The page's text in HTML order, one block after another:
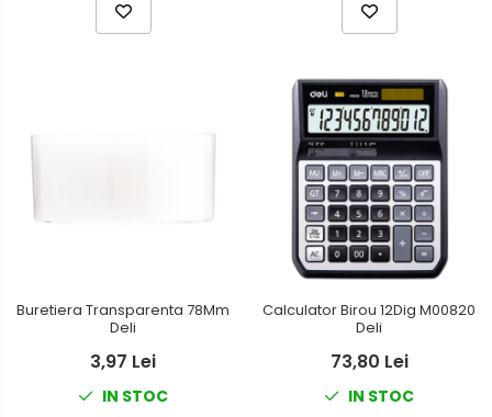
Buretiera Transparenta 78Mm
Deli
3,97 Lei
IN STOC
Calculator Birou 12Dig M00820
Deli
73,80 Lei
IN STOC